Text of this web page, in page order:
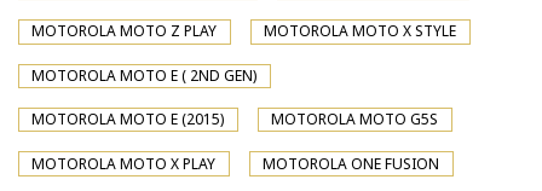
MOTOROLA MOTO Z PLAY MOTOROLA MOTO X STYLE
MOTOROLA MOTO E ( 2ND GEN)
MOTOROLA MOTO E (2015) MOTOROLA MOTO G5S
MOTOROLA MOTO X PLAY MOTOROLA ONE FUSION